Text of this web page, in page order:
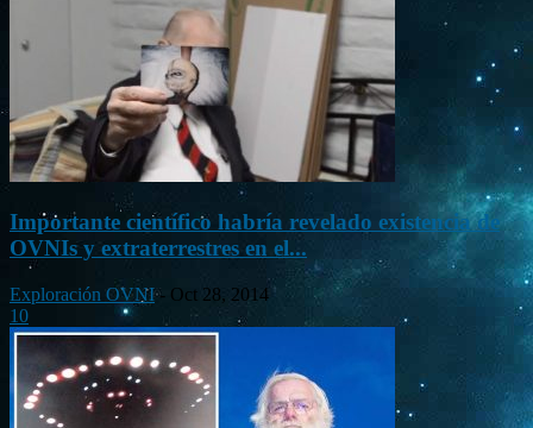
Importante científico habría revelado existencia de
OVNIs y extraterrestres en el...
Exploración OVNI - Oct 28, 2014
10